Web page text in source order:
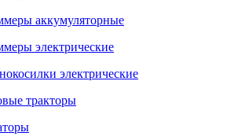
аккумуляторные
электрические
электрические
тракторы